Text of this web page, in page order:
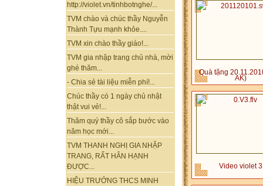
http://violet.vn/tinhbotnghe/...
TVM chào và chúc thầy Nguyễn
Thành Tựu mạnh khỏe....
TVM xin chào thầy giáo!...
TVM gia nhập trang chủ nhà, mời
ghé thăm...
- Chia sẻ tài liệu miễn phí!...
Chúc thầy có 1 ngày chủ nhật
thật vui vẻ!...
Thăm quý thầy cô sắp bước vào
năm học mới...
TVM THANH NGHỊ GIA NHẬP
TRANG, RẤT HÂN HẠNH
ĐƯỢC...
HIỆU TRƯỞNG THCS MINH
Quà tặng
AK)
Video violet 3